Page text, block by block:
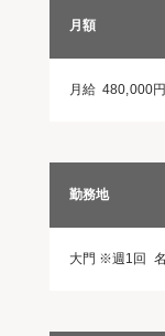
月額
月給 480,000
勤務地
大門 ※週1回